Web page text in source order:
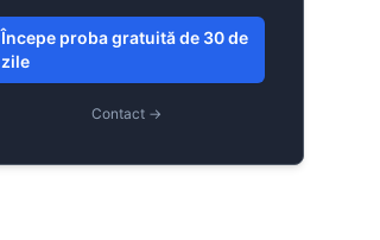
Începe proba gratuită de 30 de
zile
Contact →